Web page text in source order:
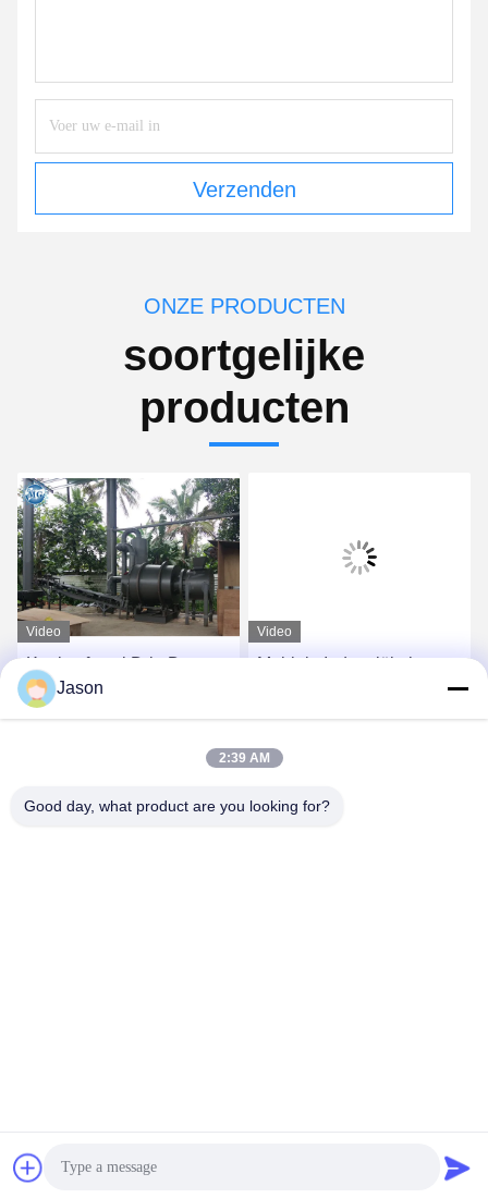
Verzenden
ONZE PRODUCTEN
soortgelijke
producten
Video
Koolstofstaal Drie Drogere
Machine 25t/H van het
Cilinder de Roterende
Video
Mobiele Industriële het
Zanddrogers van de Zand
Drogere Machine met
of Diesel
China Goede Kwaliteit Droge Mortierinstallatie Auteursrecht © 2018-2026
Zhengzhou MG Industrial Co.,Ltd Alle rechten voorbehouden.
Jason
2:39 AM
Good day, what product are you looking for?